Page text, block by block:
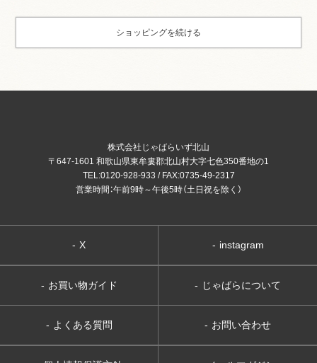
ショッピングを続ける
株式会社じゃばらいず北山
〒647-1601 和歌山県東牟婁郡北山村大字七色350番地の1
TEL:0120-928-933 / FAX:0735-49-2317
営業時間：午前9時～午後5時（土日祝を除く）
- instagram
- X
- じゃばらについて
- お買い物ガイド
- お問い合わせ
- よくある質問